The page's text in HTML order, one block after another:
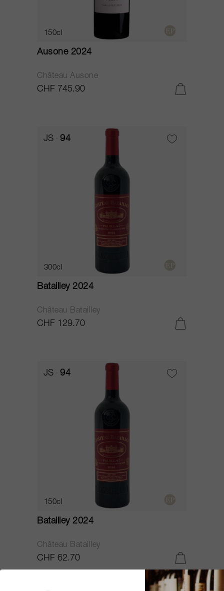
150cl
Ausone 2024
Château Ausone
CHF 745.90
JS 94
300cl
Batailley 2024
Château Batailley
CHF 129.70
JS 94
150cl
Batailley 2024
Château Batailley
CHF 62.70